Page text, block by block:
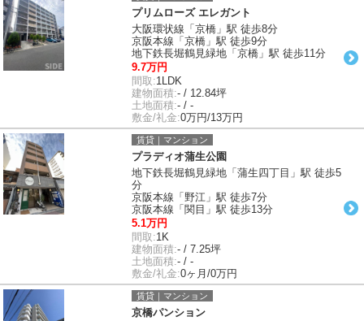
プリムローズ エレガント
大阪環状線「京橋」駅 徒歩8分
京阪本線「京橋」駅 徒歩9分
地下鉄長堀鶴見緑地「京橋」駅 徒歩11分
9.7万円
間取:1LDK
建物面積:- / 12.84坪
土地面積:- / -
敷金/礼金:0万円/13万円
賃貸｜マンション
プラディオ蒲生公園
地下鉄長堀鶴見緑地「蒲生四丁目」駅 徒歩5
分
京阪本線「野江」駅 徒歩7分
京阪本線「関目」駅 徒歩13分
5.1万円
間取:1K
建物面積:- / 7.25坪
土地面積:- / -
敷金/礼金:0ヶ月/0万円
賃貸｜マンション
京橋パンション